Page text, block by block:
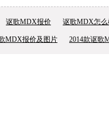
讴歌MDX报价 讴歌MDX怎么
MDX报价及图片 2014款讴歌